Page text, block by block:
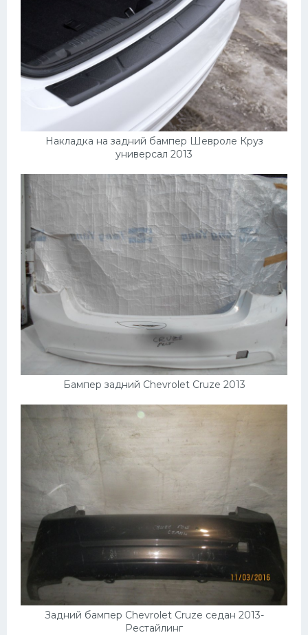
Накладка на задний бампер Шевроле Круз
универсал 2013
Бампер задний Chevrolet Cruze 2013
Задний бампер Chevrolet Cruze седан 2013-
Рестайлинг